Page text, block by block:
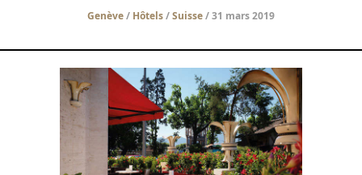
Genève/ Hôtels/Suisse/ 31 mars 2019